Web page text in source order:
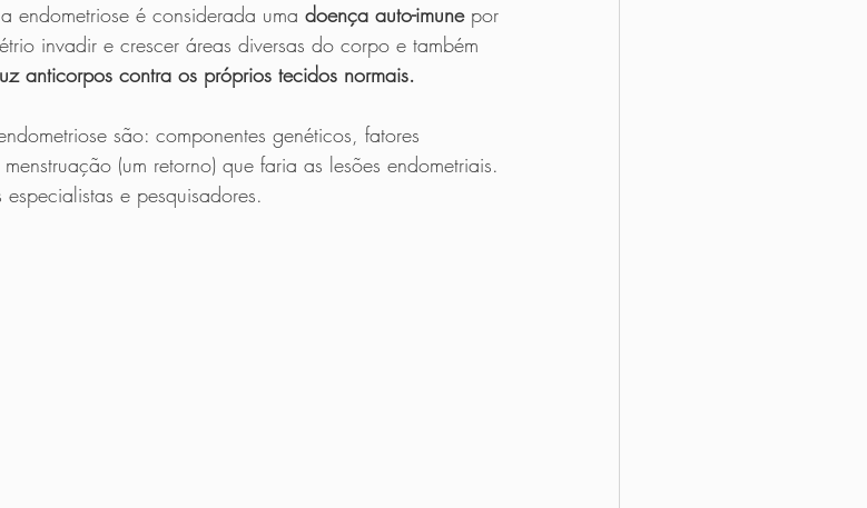
endometriose é considerada uma doença auto-imune por
invadir e crescer áreas diversas do corpo e também
anticorpos contra os próprios tecidos normais.
são: componentes genéticos, fatores
(um retorno) que faria as lesões endometriais.
e pesquisadores.